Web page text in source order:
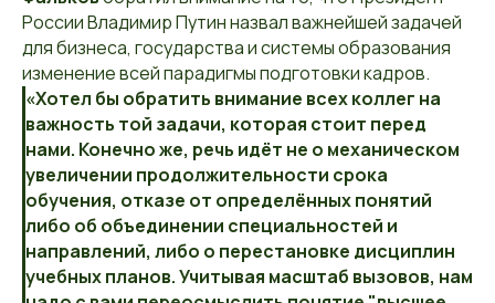
России Владимир Путин назвал важнейшей задачей
для бизнеса, государства и системы образования
изменение всей парадигмы подготовки кадров.
«Хотел бы обратить внимание всех коллег на
важность той задачи, которая стоит перед
нами. Конечно же, речь идёт не о механическом
увеличении продолжительности срока
обучения, отказе от определённых понятий
либо об объединении специальностей и
направлений, либо о перестановке дисциплин
учебных планов. Учитывая масштаб вызовов, нам